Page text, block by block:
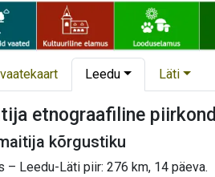
Leedu Läti
etnograafiline piirkond
kõrgustiku
– Leedu-Läti piir: 276 km, 14 päeva.